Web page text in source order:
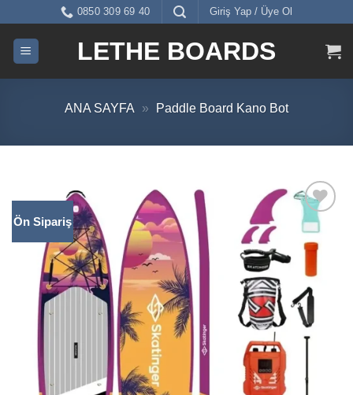
0850 309 69 40 Giriş Yap / Üye Ol
LETHE BOARDS
ANA SAYFA » Paddle Board Kano Bot
Ön Sipariş